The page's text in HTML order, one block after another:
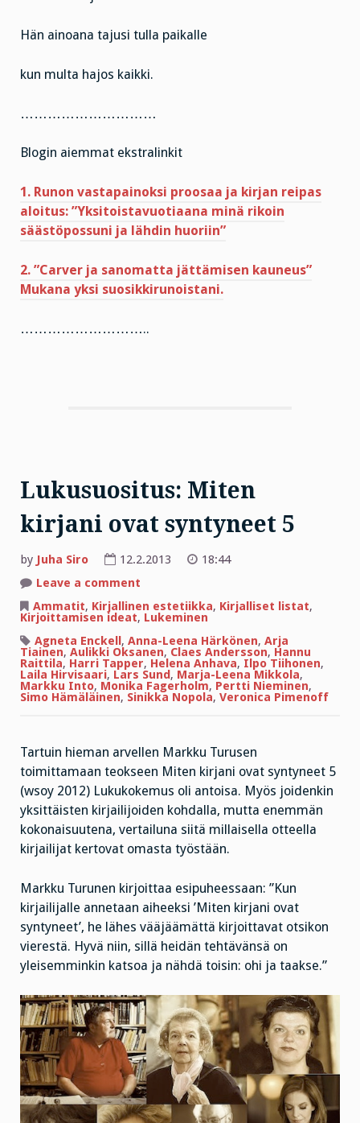
Hän ainoana tajusi tulla paikalle
kun multa hajos kaikki.
…………………………
Blogin aiemmat ekstralinkit
1. Runon vastapainoksi proosaa ja kirjan reipas
aloitus: ”Yksitoistavuotiaana minä rikoin
säästöpossuni ja lähdin huoriin”
2. ”Carver ja sanomatta jättämisen kauneus”
Mukana yksi suosikkirunoistani.
………………………..
Lukusuositus: Miten
kirjani ovat syntyneet 5
by Juha Siro 12.2.2013
18:44
Leave a comment
Miten
kirjani
syntyneet
5
Ammatit, Kirjallinen estetiikka, Kirjalliset listat,
Kirjoittamisen ideat, Lukeminen
Agneta Enckell, Anna-Leena Härkönen, Arja
Tiainen, Aulikki Oksanen, Claes Andersson, Hannu
Raittila, Harri Tapper, Helena Anhava, Ilpo Tiihonen,
Laila Hirvisaari, Lars Sund, Marja-Leena Mikkola,
Markku Into, Monika Fagerholm, Pertti Nieminen,
Simo Hämäläinen, Sinikka Nopola, Veronica Pimenoff
Tartuin hieman arvellen Markku Turusen
toimittamaan teokseen Miten kirjani ovat syntyneet 5
(wsoy 2012) Lukukokemus oli antoisa. Myös joidenkin
yksittäisten kirjailijoiden kohdalla, mutta enemmän
kokonaisuutena, vertailuna siitä millaisella otteella
kirjailijat kertovat omasta työstään.
Markku Turunen kirjoittaa esipuheessaan: ”Kun
kirjailijalle annetaan aiheeksi ’Miten kirjani ovat
syntyneet’, he lähes vääjäämättä kirjoittavat otsikon
vierestä. Hyvä niin, sillä heidän tehtävänsä on
yleisemminkin katsoa ja nähdä toisin: ohi ja taakse.”